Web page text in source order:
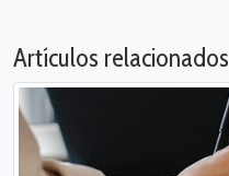
Artículos relacionados